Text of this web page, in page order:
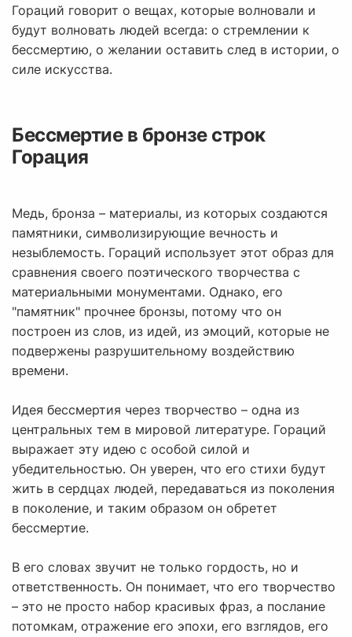
Гораций говорит о вещах, которые волновали и
будут волновать людей всегда: о стремлении к
бессмертию, о желании оставить след в истории, о
силе искусства.
Бессмертие в бронзе строк
Горация
Медь, бронза – материалы, из которых создаются
памятники, символизирующие вечность и
незыблемость. Гораций использует этот образ для
сравнения своего поэтического творчества с
материальными монументами. Однако, его
"памятник" прочнее бронзы, потому что он
построен из слов, из идей, из эмоций, которые не
подвержены разрушительному воздействию
времени.
Идея бессмертия через творчество – одна из
центральных тем в мировой литературе. Гораций
выражает эту идею с особой силой и
убедительностью. Он уверен, что его стихи будут
жить в сердцах людей, передаваться из поколения
в поколение, и таким образом он обретет
бессмертие.
В его словах звучит не только гордость, но и
ответственность. Он понимает, что его творчество
– это не просто набор красивых фраз, а послание
потомкам, отражение его эпохи, его взглядов, его